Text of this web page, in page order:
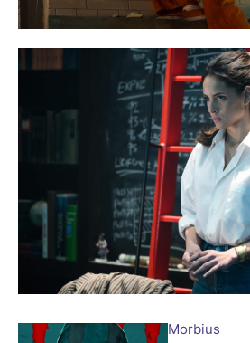
Morbius